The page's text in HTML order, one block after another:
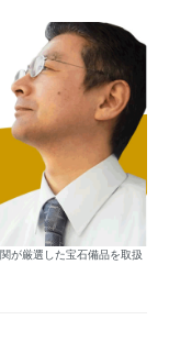
が厳選した宝石備品を取扱